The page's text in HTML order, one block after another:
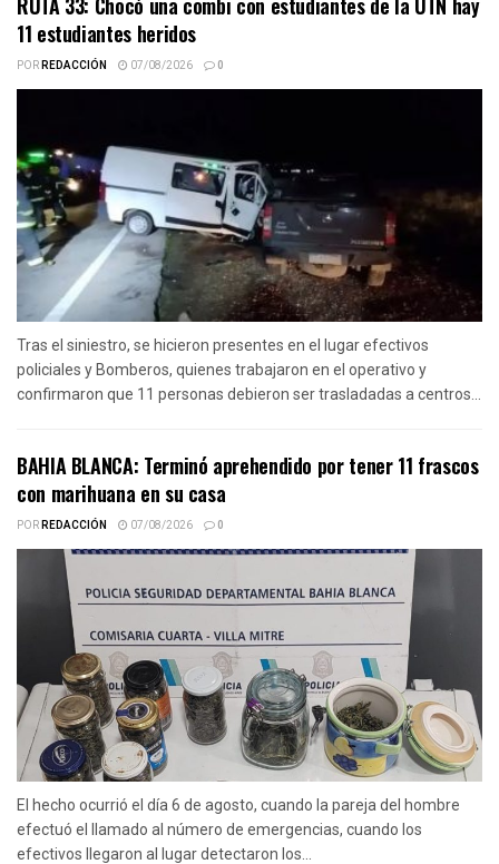
11 estudiantes heridos
PORREDACCIÓN 07/08/2026 0
Tras el siniestro, se hicieron presentes en el lugar efectivos
policiales y Bomberos, quienes trabajaron en el operativo y
confirmaron que 11 personas debieron ser trasladadas a centros...
BAHIA BLANCA: Terminó aprehendido por tener 11 frascos
con marihuana en su casa
PORREDACCIÓN 07/08/2026 0
El hecho ocurrió el día 6 de agosto, cuando la pareja del hombre
efectuó el llamado al número de emergencias, cuando los
efectivos llegaron al lugar detectaron los...